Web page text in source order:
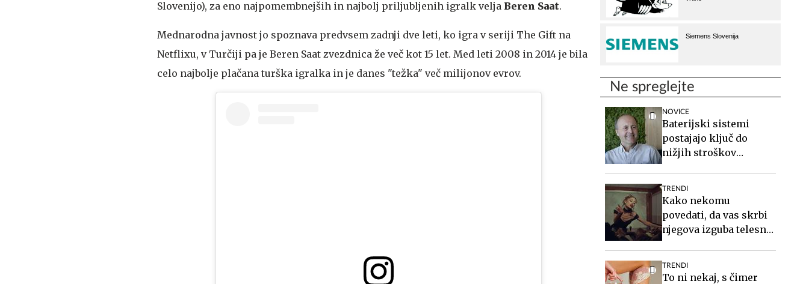
Slovenijo), za eno najpomembnejših in najbolj priljubljenih igralk velja Beren Saat.
Mednarodna javnost jo spoznava predvsem zadnji dve leti, ko igra v seriji The Gift na
Netflixu, v Turčiji pa je Beren Saat zvezdnica že več kot 15 let. Med leti 2008 in 2014 je bila
celo najbolje plačana turška igralka in je danes "težka" več milijonov evrov.
Ne spreglejte
NOVICE
Baterijski sistemi
postajajo ključ do
nižjih stroškov
TRENDI
Kako nekomu
povedati, da vas skrbi
njegova izguba telesne
TRENDI
To ni nekaj, s čimer